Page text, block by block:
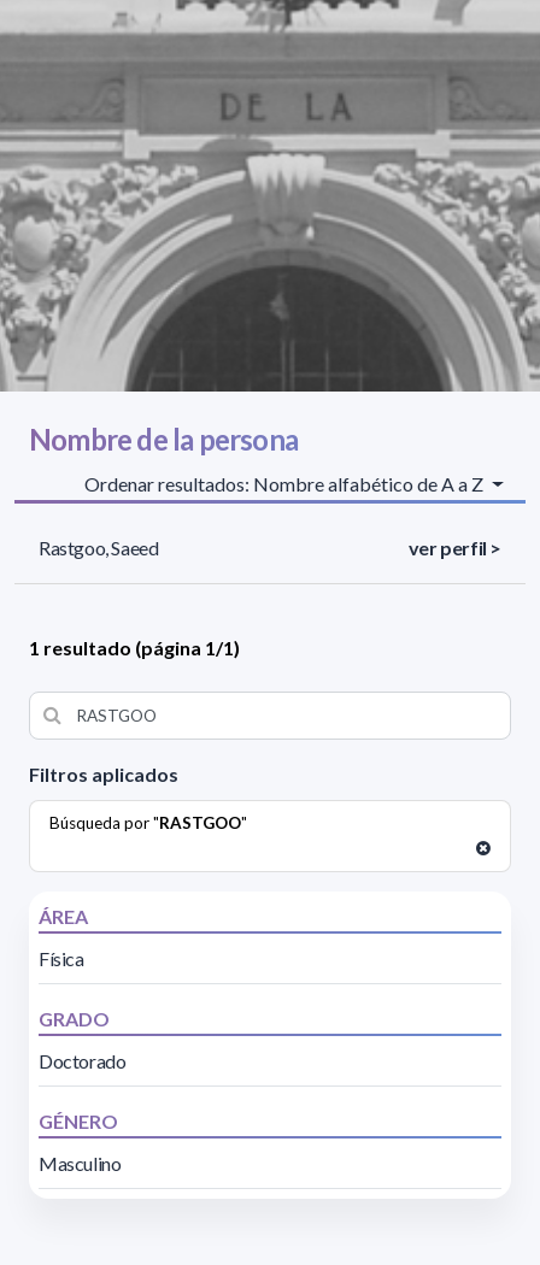
Filtros aplicados
Búsqueda por "RASTGOO"
ÁREA
Física
GRADO
Doctorado
GÉNERO
Masculino
Nombre de la persona
Ordenar resultados: Nombre alfabético de A a Z
Rastgoo, Saeed ver perfil >
1 resultado (página 1/1)